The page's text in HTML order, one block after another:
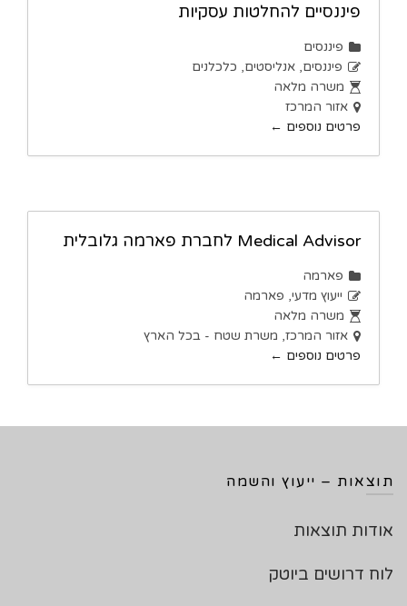
פיננסיים להחלטות עסקיות
פיננסים
פיננסים אנליסטים כלכלנים
משרה מלאה
אזור המרכז
פרטים נוספים
Medical Advisor לחברת פארמה גלובלית
פארמה
ייעוץ מדעי פארמה
משרה מלאה
אזור המרכז משרת שטח - בכל הארץ
פרטים נוספים
תוצאות – ייעוץ והשמה
אודות תוצאות
לוח דרושים ביוטק